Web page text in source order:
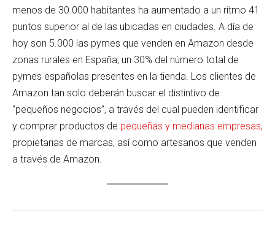
menos de 30.000 habitantes ha aumentado a un ritmo 41
puntos superior al de las ubicadas en ciudades. A día de
hoy son 5.000 las pymes que venden en Amazon desde
zonas rurales en España, un 30% del número total de
pymes españolas presentes en la tienda. Los clientes de
Amazon tan solo deberán buscar el distintivo de
“pequeños negocios”, a través del cual pueden identificar
y comprar productos de pequeñas y medianas empresas,
propietarias de marcas, así como artesanos que venden
a través de Amazon.